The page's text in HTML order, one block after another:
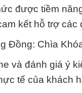
được tiềm
kết hỗ trợ
Đồng: Chìa
và đánh giá ý
tế của khách